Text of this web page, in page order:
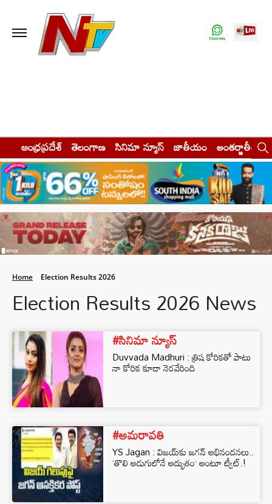
ఆంధ్రప్రదేశ్ తెలంగాణ సినిమా న్యూస్ జాతీయం అంతర్జాతీయం
Home Election Results 2026
Election Results 2026 News
#సినిమా న్యూస్
Duvvada Madhuri : త్రిష కోరికతో పాటు
నా కోరిక కూడా నెరవేరింది
#అమరావతి
YS Jagan : విజయ్‌కు జగన్ అభినందనలు..
‘తొలి అడుగులోనే అద్భుతం’ అంటూ ట్వీట్.!